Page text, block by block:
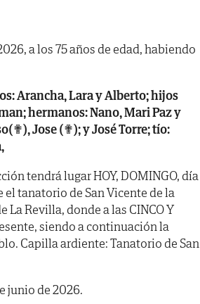
a los 75 años de edad, habiendo
Arancha, Lara y Alberto; hijos
hermanos: Nano, Mari Paz y
Jose (✟); y José Torre; tío:
tendrá lugar HOY, DOMINGO, día
el tanatorio de San Vicente de la
La Revilla, donde a las CINCO Y
siendo a continuación la
Capilla ardiente: Tanatorio de San
junio de 2026.